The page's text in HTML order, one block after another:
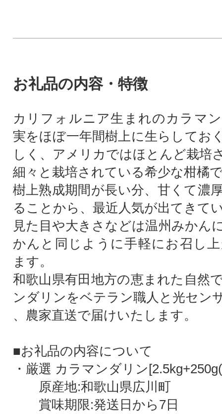
お礼品の内容・特徴
カリフォルニア生まれのカラマ
実をほぼ一年間樹上に生らしてお
しく、アメリカではほとんど栽培
細々と栽培されている希少な柑橘
樹上熟成期間が長い分、甘くて濃
ることから、最近人気が出てきて
見た目や大きさなどは温州みかん
かんと同じように手軽にお召し
ます。
和歌山県有田地方の恵まれた自然
ンダリンをベテラン職人と光セン
、農家直送で届けいたします。
■お礼品の内容について
・厳選 カラマンダリン
原産地:和歌山県広川町
賞味期限:発送日から7日